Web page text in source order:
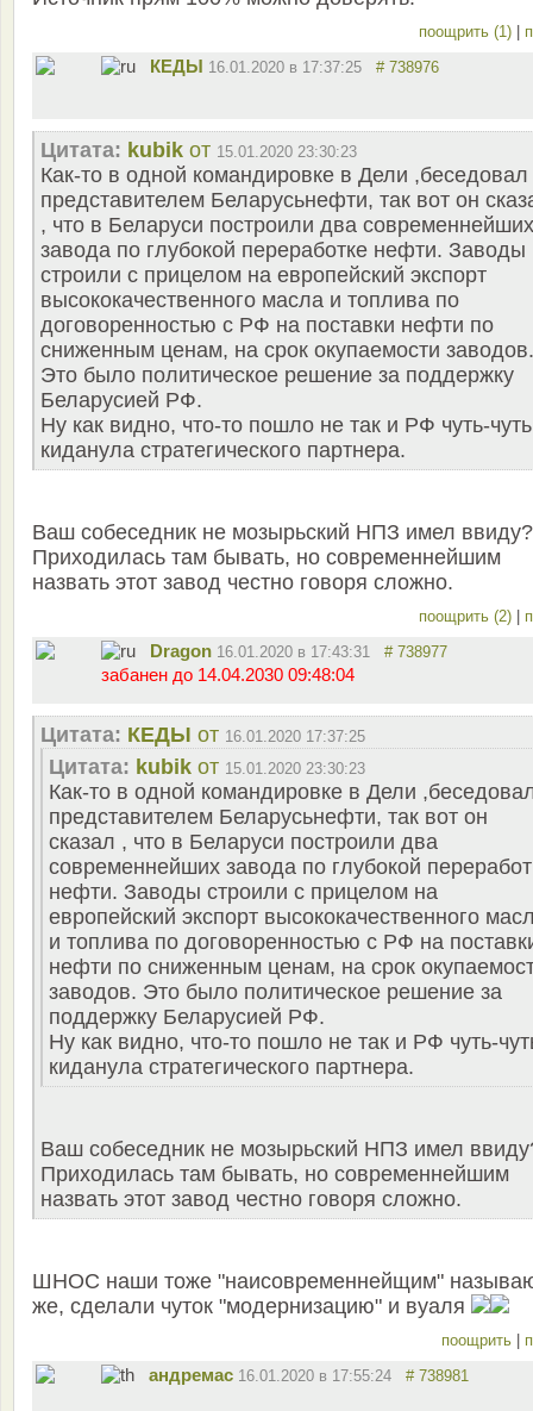
поощрить (1)
КЕДЫ 16.01.2020 в 17:37:25 # 738976
Цитата: kubik от 15.01.2020 23:30:23
Как-то в одной командировке в Дели ,беседовал
представителем Беларусьнефти, так вот он
, что в Беларуси построили два современнейших
завода по глубокой переработке нефти. Заводы
строили с прицелом на европейский экспорт
высококачественного масла и топлива по
договоренностью с РФ на поставки нефти по
сниженным ценам, на срок окупаемости заводов.
Это было политическое решение за поддержку
Беларусией РФ.
Ну как видно, что-то пошло не так и РФ чуть-чуть
киданула стратегического партнера.
Ваш собеседник не мозырьский НПЗ имел ввиду?
Приходилась там бывать, но современнейшим
назвать этот завод честно говоря сложно.
поощрить (2)
Dragon 16.01.2020 в 17:43:31 # 738977
забанен до 14.04.2030 09:48:04
Цитата: КЕДЫ от 16.01.2020 17:37:25
Цитата: kubik от 15.01.2020 23:30:23
Как-то в одной командировке в Дели
представителем Беларусьнефти, так вот он
сказал , что в Беларуси построили два
современнейших завода по глубокой
нефти. Заводы строили с прицелом на
европейский экспорт высококачественного
и топлива по договоренностью с РФ на
нефти по сниженным ценам, на срок
заводов. Это было политическое решение за
поддержку Беларусией РФ.
Ну как видно, что-то пошло не так и РФ чуть-
киданула стратегического партнера.
Ваш собеседник не мозырьский НПЗ имел
Приходилась там бывать, но современнейшим
назвать этот завод честно говоря сложно.
ШНОС наши тоже "наисовременнейщим"
же, сделали чуток "модернизацию" и вуаля
поощрить
андремас 16.01.2020 в 17:55:24 # 738981